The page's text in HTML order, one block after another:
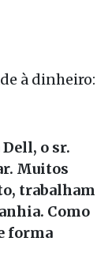
à dinheiro:
o sr.
Muitos
trabalham
Como
forma